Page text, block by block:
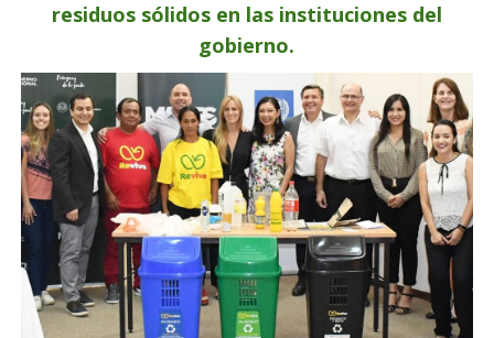
residuos sólidos en las instituciones del
gobierno.